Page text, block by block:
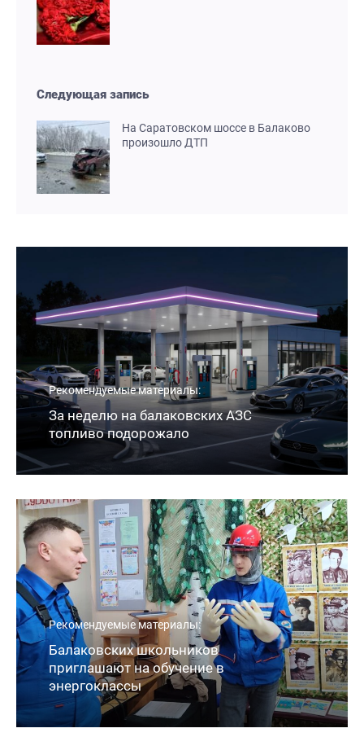
Следующая запись
На Саратовском шоссе в Балаково
произошло ДТП
Рекомендуемые материалы:
За неделю на балаковских АЗС
топливо подорожало
Рекомендуемые материалы:
Балаковских школьников
приглашают на обучение в
энергоклассы